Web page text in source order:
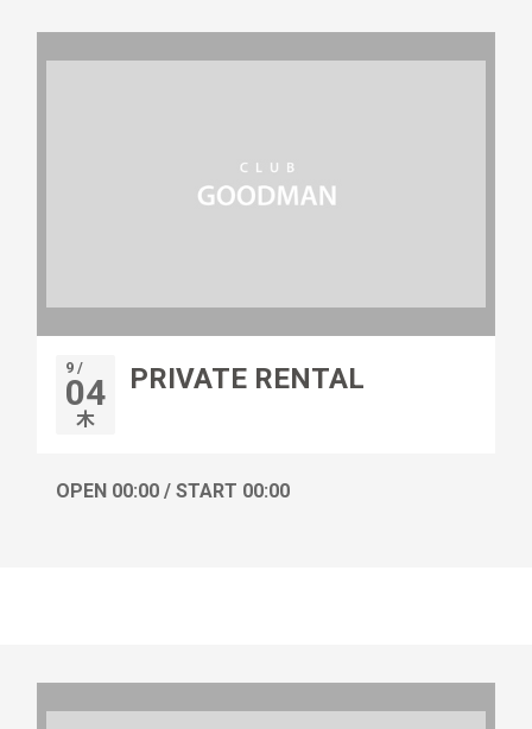
9 /
04
木
PRIVATE RENTAL
OPEN 00:00 / START 00:00